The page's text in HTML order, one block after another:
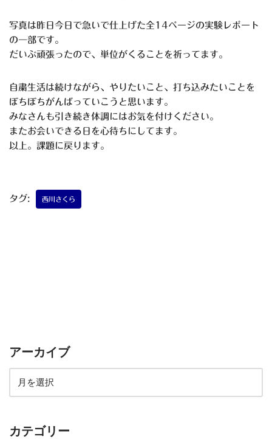
写真は昨日今日で急いで仕上げた全14ページの実験レポート
の一部です。
だいぶ頑張ったので、単位がくることを祈ってます。
自粛生活は続けながら、やりたいこと、打ち込みたいことを
ぼちぼちがんばっていこうと思います。
みなさんも引き続き体調にはお気を付けください。
またお会いできる日を心待ちにしてます。
以上。課題に戻ります。
タグ: 西川さくら
アーカイブ
カテゴリー